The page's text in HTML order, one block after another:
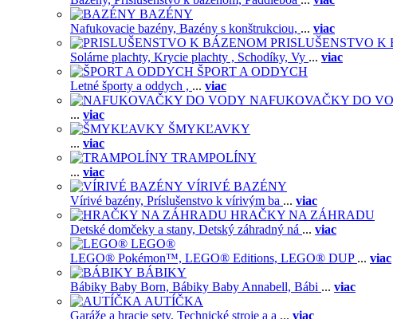
BAZÉNY
Nafukovacie bazény, Bazény s konštrukciou, ... viac
PRISLUŠENSTVO K
Solárne plachty, Krycie plachty , Schodíky, Vy ... viac
ŠPORT A ODDYCH
Letné športy a oddych , ... viac
NAFUKOVAČKY DO
... viac
ŠMYKĽAVKY
... viac
TRAMPOLÍNY
... viac
VÍRIVÉ BAZÉNY
Vírivé bazény, Príslušenstvo k vírivým ba ... viac
HRAČKY NA ZÁHRADU
Detské domčeky a stany, Detský záhradný ná ... viac
LEGO®
LEGO® Pokémon™, LEGO® Editions, LEGO® DUP ... viac
BÁBIKY
Bábiky Baby Born, Bábiky Baby Annabell, Bábi ... viac
AUTÍČKA
Garáže a hracie sety, Technické stroje a a ... viac